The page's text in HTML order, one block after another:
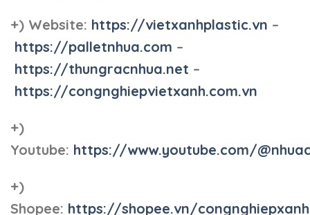
+) Website: https://vietxanhplastic.vn –
https://palletnhua.com –
https://thungracnhua.net –
https://congnghiepvietxanh.com.vn
+)
Youtube: https://www.youtube.com/
+)
Shopee: https://shopee.vn/